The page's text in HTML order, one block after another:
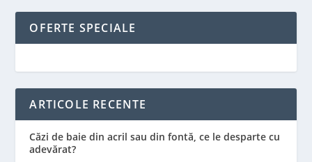
OFERTE SPECIALE
ARTICOLE RECENTE
Căzi de baie din acril sau din fontă, ce le desparte cu
adevărat?